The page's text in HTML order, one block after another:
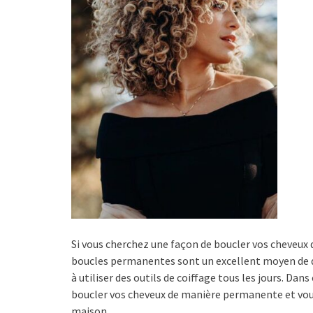
Si vous cherchez une façon de boucler vos
boucles permanentes sont un excellent moyen de
à utiliser des outils de coiffage tous les jours.
boucler vos cheveux de manière permanente et